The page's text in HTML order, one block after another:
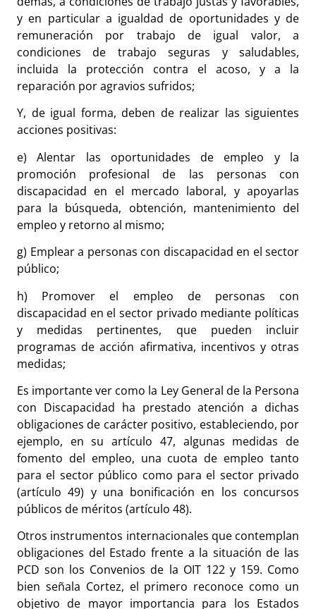
y en particular a igualdad de oportunidades y de
remuneración por trabajo de igual valor, a
condiciones de trabajo seguras y saludables,
incluida la protección contra el acoso, y a la
reparación por agravios sufridos;
Y, de igual forma, deben de realizar las siguientes
acciones positivas:
e) Alentar las oportunidades de empleo y la
promoción profesional de las personas con
discapacidad en el mercado laboral, y apoyarlas
para la búsqueda, obtención, mantenimiento del
empleo y retorno al mismo;
g) Emplear a personas con discapacidad en el sector
público;
h) Promover el empleo de personas con
discapacidad en el sector privado mediante políticas
y medidas pertinentes, que pueden incluir
programas de acción afirmativa, incentivos y otras
medidas;
Es importante ver como la Ley General de la Persona
con Discapacidad ha prestado atención a dichas
obligaciones de carácter positivo, estableciendo, por
ejemplo, en su artículo 47, algunas medidas de
fomento del empleo, una cuota de empleo tanto
para el sector público como para el sector privado
(artículo 49) y una bonificación en los concursos
públicos de méritos (artículo 48).
Otros instrumentos internacionales que contemplan
obligaciones del Estado frente a la situación de las
PCD son los Convenios de la OIT 122 y 159. Como
bien señala Cortez, el primero reconoce como un
objetivo de mayor importancia para los Estados